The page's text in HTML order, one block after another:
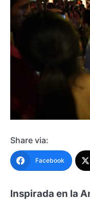
Share via:
Facebook
Inspirada en la